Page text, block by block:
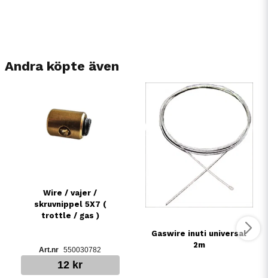
Andra köpte även
Wire / vajer /
skruvnippel 5X7 (
trottle / gas )
550030782
12 kr
Gaswire inuti universal
2m